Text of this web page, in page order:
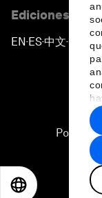
Ediciones en
EN ▪ ES▪中文▪ 日本語
Política
2026